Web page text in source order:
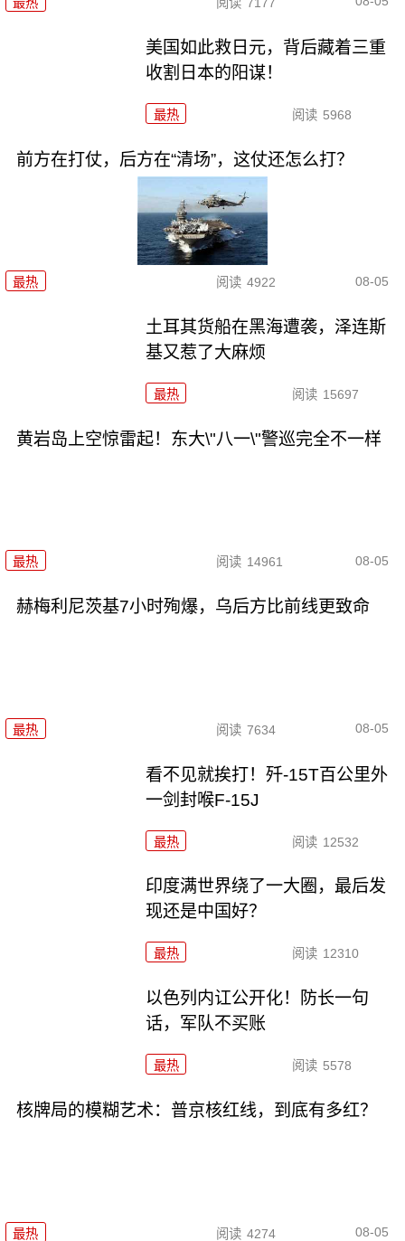
美国如此救日元，背后藏着三重
收割日本的阳谋！
最热 阅读 5968
前方在打仗，后方在“清场”，这仗还怎么打？
最热 阅读 4922 08-05
土耳其货船在黑海遭袭，泽连斯
基又惹了大麻烦
最热 阅读 15697
黄岩岛上空惊雷起！东大\"八一\"警巡完全不一样
最热 阅读 14961 08-05
赫梅利尼茨基7小时殉爆，乌后方比前线更致命
最热 阅读 7634 08-05
看不见就挨打！歼-15T百公里外
一剑封喉F-15J
最热 阅读 12532
印度满世界绕了一大圈，最后发
现还是中国好？
最热 阅读 12310
以色列内讧公开化！防长一句
话，军队不买账
最热 阅读 5578
核牌局的模糊艺术：普京核红线，到底有多红？
最热 阅读 4274 08-05